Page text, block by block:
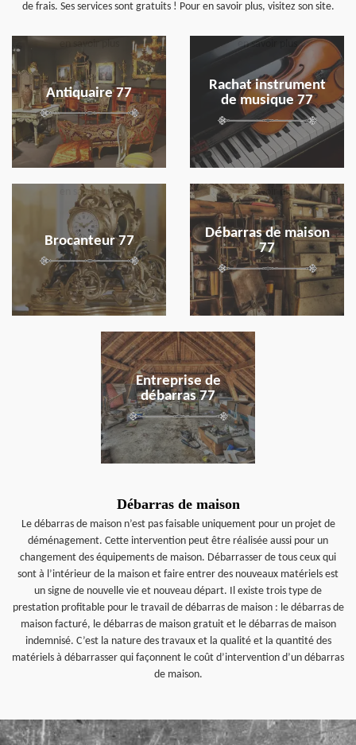
de frais. Ses services sont gratuits ! Pour en savoir plus, visitez son site.
Antiquaire 77
en savoir plus
Rachat instrument
de musique 77
en savoir plus
Brocanteur 77
en savoir plus
Débarras de maison
77
en savoir plus
Entreprise de
débarras 77
en savoir plus
Débarras de maison
Le débarras de maison n’est pas faisable uniquement pour un projet de
déménagement. Cette intervention peut être réalisée aussi pour un
changement des équipements de maison. Débarrasser de tous ceux qui
sont à l’intérieur de la maison et faire entrer des nouveaux matériels est
un signe de nouvelle vie et nouveau départ. Il existe trois type de
prestation profitable pour le travail de débarras de maison : le débarras de
maison facturé, le débarras de maison gratuit et le débarras de maison
indemnisé. C’est la nature des travaux et la qualité et la quantité des
matériels à débarrasser qui façonnent le coût d’intervention d’un débarras
de maison.